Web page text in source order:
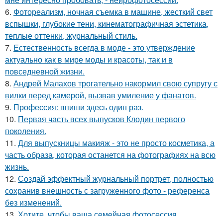
6. Фотореализм, ночная съемка в машине, жесткий свет
вспышки, глубокие тени, кинематографичная эстетика,
теплые оттенки, журнальный стиль.
7. Естественность всегда в моде - это утверждение
актуально как в мире моды и красоты, так и в
повседневной жизни.
8. Андрей Малахов трогательно накормил свою супругу с
вилки перед камерой, вызвав умиление у фанатов.
9. Профессия: впиши здесь один раз.
10. Первая часть всех выпусков Клодин первого
поколения.
11. Для выпускницы макияж - это не просто косметика, а
часть образа, которая останется на фотографиях на всю
жизнь.
12. Создай эффектный журнальный портрет, полностью
сохранив внешность с загруженного фото - референса
без изменений.